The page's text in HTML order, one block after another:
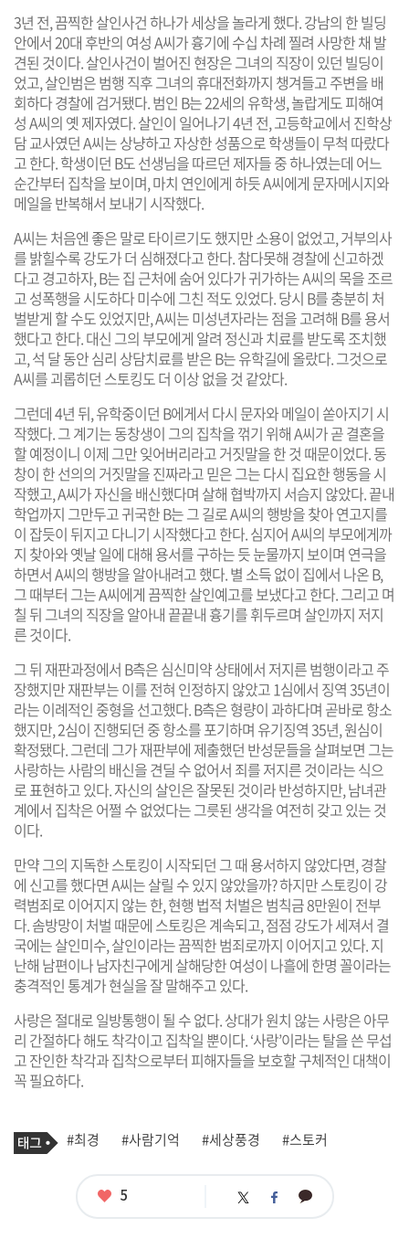
3년 전, 끔찍한 살인사건 하나가 세상을 놀라게 했다. 강남의 한 빌딩
안에서 20대 후반의 여성 A씨가 흉기에 수십 차례 찔려 사망한 채 발
견된 것이다. 살인사건이 벌어진 현장은 그녀의 직장이 있던 빌딩이
었고, 살인범은 범행 직후 그녀의 휴대전화까지 챙겨들고 주변을 배
회하다 경찰에 검거됐다. 범인 B는 22세의 유학생, 놀랍게도 피해여
성 A씨의 옛 제자였다. 살인이 일어나기 4년 전, 고등학교에서 진학상
담 교사였던 A씨는 상냥하고 자상한 성품으로 학생들이 무척 따랐다
고 한다. 학생이던 B도 선생님을 따르던 제자들 중 하나였는데 어느
순간부터 집착을 보이며, 마치 연인에게 하듯 A씨에게 문자메시지와
메일을 반복해서 보내기 시작했다.
A씨는 처음엔 좋은 말로 타이르기도 했지만 소용이 없었고, 거부의사
를 밝힐수록 강도가 더 심해졌다고 한다. 참다못해 경찰에 신고하겠
다고 경고하자, B는 집 근처에 숨어 있다가 귀가하는 A씨의 목을 조르
고 성폭행을 시도하다 미수에 그친 적도 있었다. 당시 B를 충분히 처
벌받게 할 수도 있었지만, A씨는 미성년자라는 점을 고려해 B를 용서
했다고 한다. 대신 그의 부모에게 알려 정신과 치료를 받도록 조치했
고, 석 달 동안 심리 상담치료를 받은 B는 유학길에 올랐다. 그것으로
A씨를 괴롭히던 스토킹도 더 이상 없을 것 같았다.
그런데 4년 뒤, 유학중이던 B에게서 다시 문자와 메일이 쏟아지기 시
작했다. 그 계기는 동창생이 그의 집착을 꺾기 위해 A씨가 곧 결혼을
할 예정이니 이제 그만 잊어버리라고 거짓말을 한 것 때문이었다. 동
창이 한 선의의 거짓말을 진짜라고 믿은 그는 다시 집요한 행동을 시
작했고, A씨가 자신을 배신했다며 살해 협박까지 서슴지 않았다. 끝내
학업까지 그만두고 귀국한 B는 그 길로 A씨의 행방을 찾아 연고지를
이 잡듯이 뒤지고 다니기 시작했다고 한다. 심지어 A씨의 부모에게까
지 찾아와 옛날 일에 대해 용서를 구하는 듯 눈물까지 보이며 연극을
하면서 A씨의 행방을 알아내려고 했다. 별 소득 없이 집에서 나온 B,
그 때부터 그는 A씨에게 끔찍한 살인예고를 보냈다고 한다. 그리고 며
칠 뒤 그녀의 직장을 알아내 끝끝내 흉기를 휘두르며 살인까지 저지
른 것이다.
그 뒤 재판과정에서 B측은 심신미약 상태에서 저지른 범행이라고 주
장했지만 재판부는 이를 전혀 인정하지 않았고 1심에서 징역 35년이
라는 이례적인 중형을 선고했다. B측은 형량이 과하다며 곧바로 항소
했지만, 2심이 진행되던 중 항소를 포기하며 유기징역 35년, 원심이
확정됐다. 그런데 그가 재판부에 제출했던 반성문들을 살펴보면 그는
사랑하는 사람의 배신을 견딜 수 없어서 죄를 저지른 것이라는 식으
로 표현하고 있다. 자신의 살인은 잘못된 것이라 반성하지만, 남녀관
계에서 집착은 어쩔 수 없었다는 그릇된 생각을 여전히 갖고 있는 것
이다.
만약 그의 지독한 스토킹이 시작되던 그 때 용서하지 않았다면, 경찰
에 신고를 했다면 A씨는 살릴 수 있지 않았을까? 하지만 스토킹이 강
력범죄로 이어지지 않는 한, 현행 법적 처벌은 범칙금 8만원이 전부
다. 솜방망이 처벌 때문에 스토킹은 계속되고, 점점 강도가 세져서 결
국에는 살인미수, 살인이라는 끔찍한 범죄로까지 이어지고 있다. 지
난해 남편이나 남자친구에게 살해당한 여성이 나흘에 한명 꼴이라는
충격적인 통계가 현실을 잘 말해주고 있다.
사랑은 절대로 일방통행이 될 수 없다. 상대가 원치 않는 사랑은 아무
리 간절하다 해도 착각이고 집착일 뿐이다. ‘사랑’이라는 탈을 쓴 무섭
고 잔인한 착각과 집착으로부터 피해자들을 보호할 구체적인 대책이
꼭 필요하다.
기
사
태
그
#최경 #사람기억 #세상풍경 #스토커
좋
5 트 페 카